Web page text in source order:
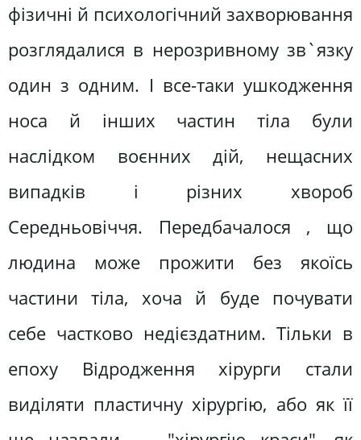
фізичні й психологічний захворювання
розглядалися в нерозривному зв`язку
один з одним. І все-таки ушкодження
носа й інших частин тіла були
наслідком воєнних дій, нещасних
випадків і різних хвороб
Середньовіччя. Передбачалося , що
людина може прожити без якоїсь
частини тіла, хоча й буде почувати
себе частково недієздатним. Тільки в
епоху Відродження хірурги стали
виділяти пластичну хірургію, або як її